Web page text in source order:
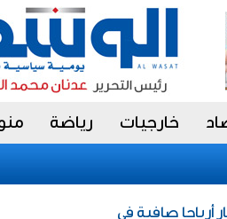
خارجيات رياضة
تحقق 13 مليون دينار أرباحا صافية في